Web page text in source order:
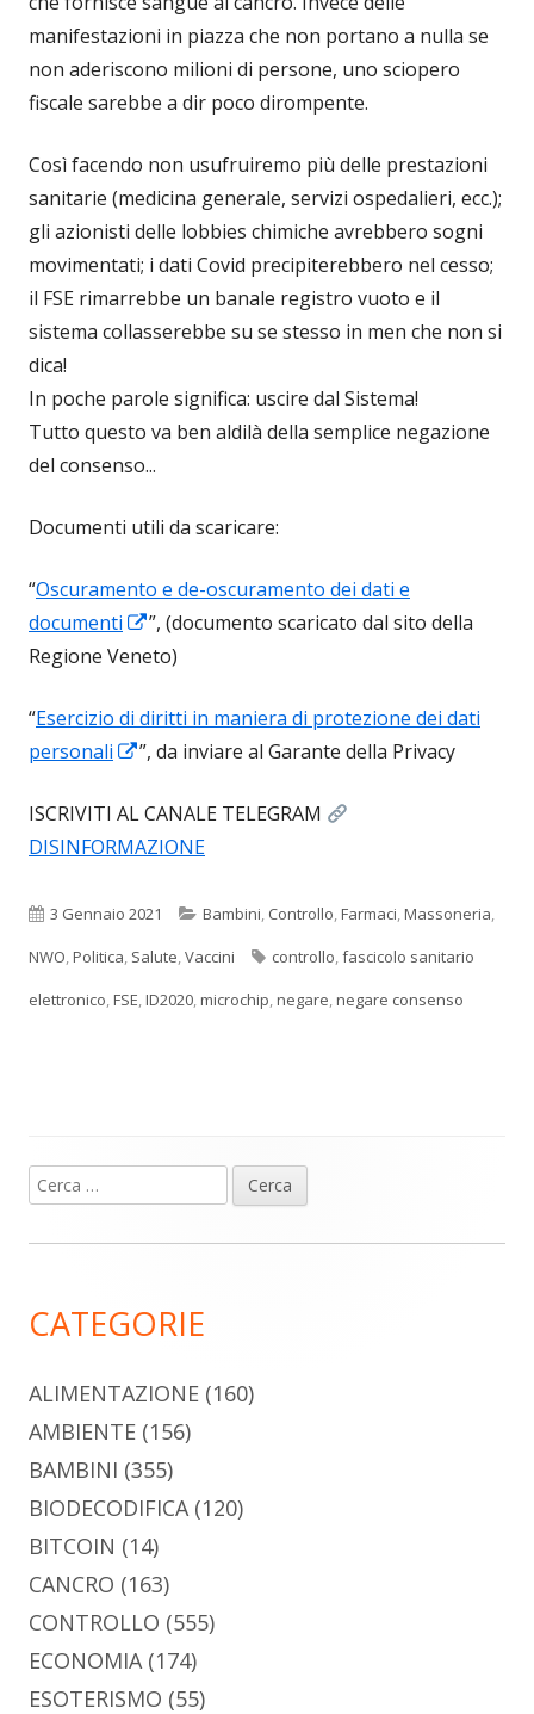
manifestazioni in piazza che non portano a nulla se
non aderiscono milioni di persone, uno sciopero
fiscale sarebbe a dir poco dirompente.
Così facendo non usufruiremo più delle prestazioni
sanitarie (medicina generale, servizi ospedalieri, ecc.);
gli azionisti delle lobbies chimiche avrebbero sogni
movimentati; i dati Covid precipiterebbero nel cesso;
il FSE rimarrebbe un banale registro vuoto e il
sistema collasserebbe su se stesso in men che non si
dica!
In poche parole significa: uscire dal Sistema!
Tutto questo va ben aldilà della semplice negazione
del consenso...
Documenti utili da scaricare:
“Oscuramento e de-oscuramento dei dati e
documenti
Apre
in
nuova
finestra
”, (documento scaricato dal sito della
Regione Veneto)
“Esercizio di diritti in maniera di protezione dei dati
personali
Apre
una
nuova
”, da inviare al Garante della Privacy
ISCRIVITI AL CANALE TELEGRAM
DISINFORMAZIONE
Pubblicato
3 Gennaio 2021 Categorie
Bambini, Controllo,Farmaci,Massoneria,
NWO,Politica, Salute,Vaccini Tag
controllo,fascicolo sanitario
elettronico,FSE,ID2020,microchip,negare,negare consenso
Barra
laterale
Ricerca
per:
CATEGORIE
ALIMENTAZIONE (160)
AMBIENTE (156)
BAMBINI (355)
BIODECODIFICA(120)
BITCOIN (14)
CANCRO (163)
CONTROLLO (555)
ECONOMIA(174)
ESOTERISMO (55)